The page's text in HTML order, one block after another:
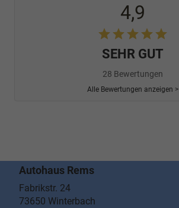
4,9
SEHR GUT
28 Bewertungen
Alle Bewertungen anzeigen >
Autohaus Rems
Fabrikstr. 24
73650 Winterbach